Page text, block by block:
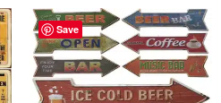
Save